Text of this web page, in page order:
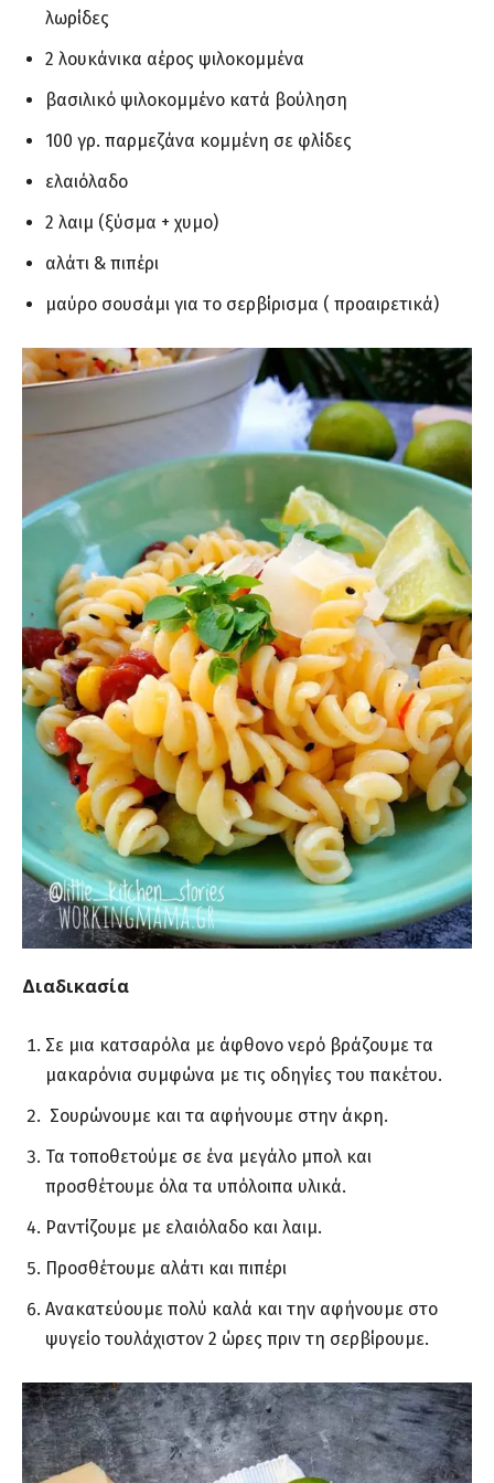
λωρίδες
2 λουκάνικα αέρος ψιλοκομμένα
βασιλικό ψιλοκομμένο κατά βούληση
100 γρ. παρμεζάνα κομμένη σε φλίδες
ελαιόλαδο
2 λαιμ (ξύσμα + χυμο)
αλάτι & πιπέρι
μαύρο σουσάμι για το σερβίρισμα ( προαιρετικά)
Διαδικασία
Σε μια κατσαρόλα με άφθονο νερό βράζουμε τα
μακαρόνια συμφώνα με τις οδηγίες του πακέτου.
Σουρώνουμε και τα αφήνουμε στην άκρη.
Τα τοποθετούμε σε ένα μεγάλο μπολ και
προσθέτουμε όλα τα υπόλοιπα υλικά.
Ραντίζουμε με ελαιόλαδο και λαιμ.
Προσθέτουμε αλάτι και πιπέρι
Ανακατεύουμε πολύ καλά και την αφήνουμε στο
ψυγείο τουλάχιστον 2 ώρες πριν τη σερβίρουμε.